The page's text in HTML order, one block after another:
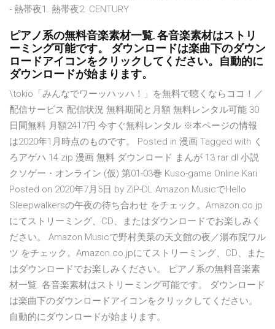
- 熱帯夜1. 熱帯夜2. CENTURY
ピアノ系の無料音楽素材一覧. 各音楽素材はストリ
ーミング可能です。 ダウンロードは楽曲下のダウン
ロードアイコンをクリックしてください。自動的に
ダウンロードが始まります。
\tokio「みんなでワーッハッハ！」を無料で聴くならココ！／
配信サービス 配信状況 無料期間と月額 無料レンタル可能 30
日間無料 月額2417円 今すぐ無料レンタル ※本ページの情報
は2020年1月時点のものです。 Posted in 漫画 Tagged with く
ろアゲハ 14 zip 漫画 無料 ダウンロード まんが 13 rar dl 小説
クソゲー・オンライン (仮) 第01-03巻 Kuso-game Online Kari
Posted on 2020年7月5日 by ZiP-DL Amazon MusicでHello
Sleepwalkersの午夜の待ち合わせ をチェック。Amazon.co.jp
にてストリーミング、CD、またはダウンロードでお楽しみく
ださい。 Amazon Musicで野村美菜の天文館の夜／湯布院ワル
ツ をチェック。Amazon.co.jpにてストリーミング、CD、また
はダウンロードでお楽しみください。 ピアノ系の無料音楽素
材一覧. 各音楽素材はストリーミング可能です。 ダウンロード
は楽曲下のダウンロードアイコンをクリックしてください。
自動的にダウンロードが始まります。